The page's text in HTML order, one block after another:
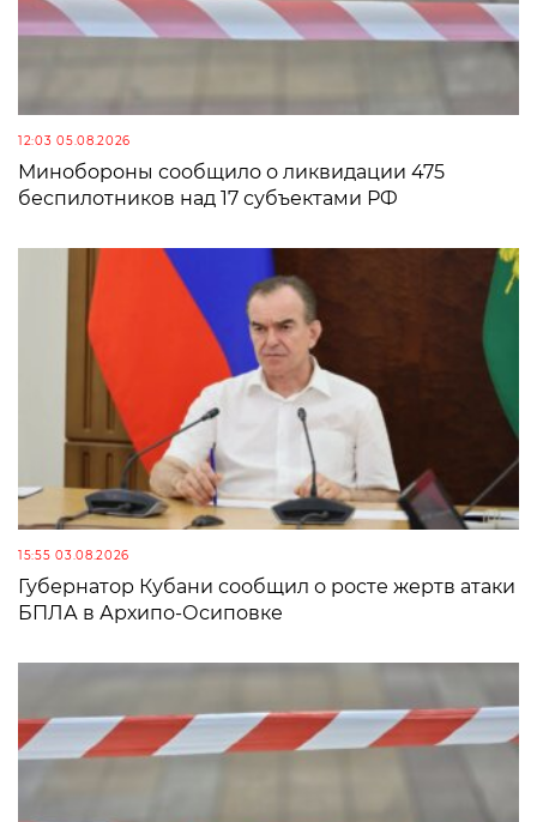
12:03 05.08.2026
Минобороны сообщило о ликвидации 475
беспилотников над 17 субъектами РФ
15:55 03.08.2026
Губернатор Кубани сообщил о росте жертв атаки
БПЛА в Архипо-Осиповке